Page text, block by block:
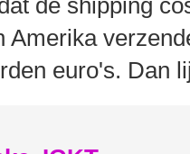
de shipping
Amerika
euro's. Dan